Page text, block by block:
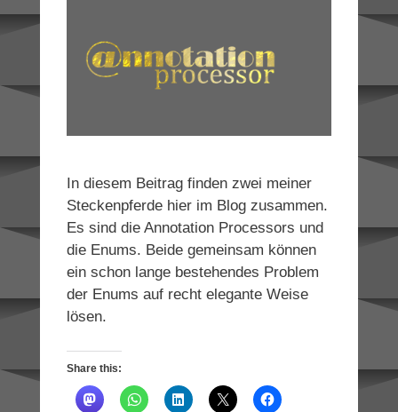
In diesem Beitrag finden zwei meiner
Steckenpferde hier im Blog zusammen.
Es sind die Annotation Processors und
die Enums. Beide gemeinsam können
ein schon lange bestehendes Problem
der Enums auf recht elegante Weise
lösen.
Share this: